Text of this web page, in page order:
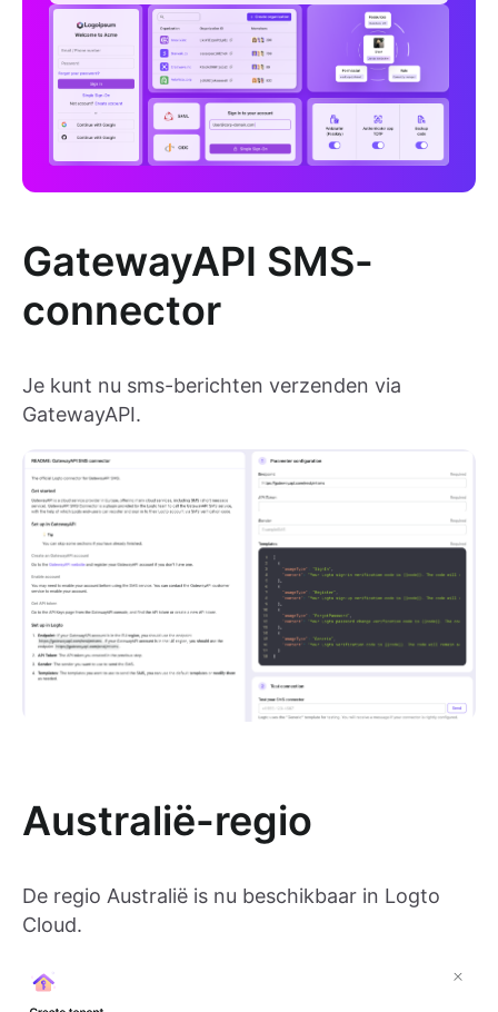
GatewayAPI SMS-
connector
Je kunt nu sms-berichten verzenden via
GatewayAPI.
Australië-regio
De regio Australië is nu beschikbaar in Logto
Cloud.